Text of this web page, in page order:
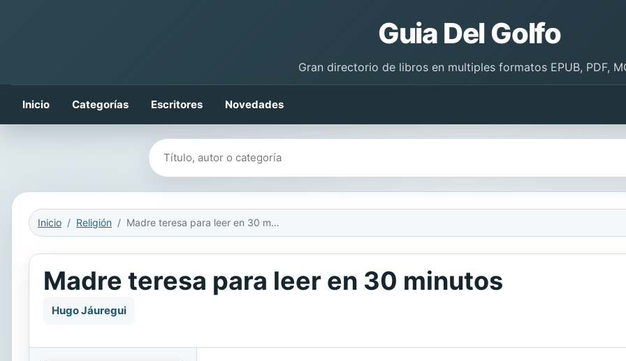
Guia Del Golfo
Gran directorio de libros en multiples formatos EPUB, PDF,
Inicio Categorías Escritores Novedades
Buscar libros
Inicio Religión Madre teresa para leer en 30 minutos
Madre teresa para leer en 30 minutos
Hugo Jáuregui